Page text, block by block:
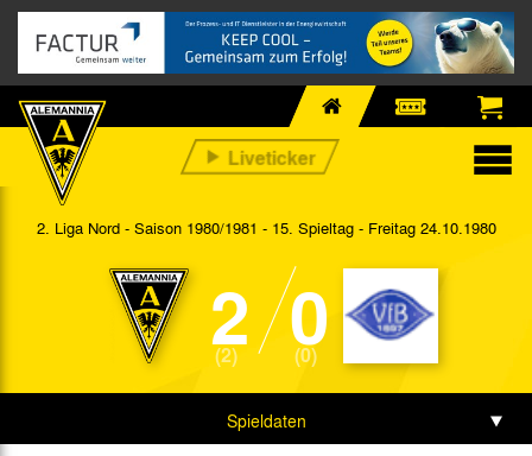
2. Liga Nord - Saison 1980/1981 - 15. Spieltag - Freitag 24.10.1980
2
(2) 0
(0)
Spieldaten